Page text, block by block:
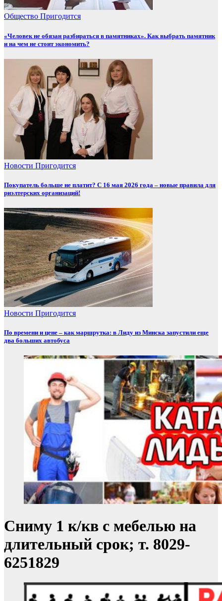
Общество Пригодится
«Человек не обязан разбираться в памятниках». Как выбрать памятник
и на чем не стоит экономить?
Новости Пригодится
Покупатель больше не платит? С 16 мая 2026 года – новые правила для
риэлтерских организаций!
Новости Пригодится
По времени и цене – как маршрутка: в Лиду из Минска запустили еще
два больших автобуса
Сниму 1 к/кв с мебелью на
длительный срок; т. 8029-
6251829